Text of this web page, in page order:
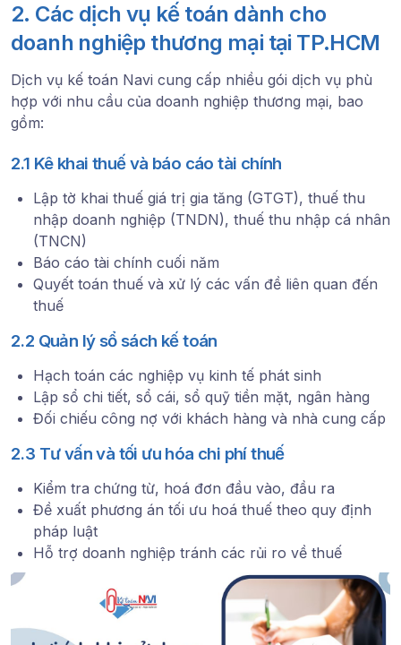
2. Các dịch vụ kế toán dành cho
doanh nghiệp thương mại tại TP.HCM
Dịch vụ kế toán Navi cung cấp nhiều gói dịch vụ phù
hợp với nhu cầu của doanh nghiệp thương mại, bao
gồm:
2.1 Kê khai thuế và báo cáo tài chính
Lập tờ khai thuế giá trị gia tăng (GTGT), thuế thu
nhập doanh nghiệp (TNDN), thuế thu nhập cá nhân
(TNCN)
Báo cáo tài chính cuối năm
Quyết toán thuế và xử lý các vấn đề liên quan đến
thuế
2.2 Quản lý sổ sách kế toán
Hạch toán các nghiệp vụ kinh tế phát sinh
Lập sổ chi tiết, sổ cái, sổ quỹ tiền mặt, ngân hàng
Đối chiếu công nợ với khách hàng và nhà cung cấp
2.3 Tư vấn và tối ưu hóa chi phí thuế
Kiểm tra chứng từ, hoá đơn đầu vào, đầu ra
Đề xuất phương án tối ưu hoá thuế theo quy định
pháp luật
Hỗ trợ doanh nghiệp tránh các rủi ro về thuế